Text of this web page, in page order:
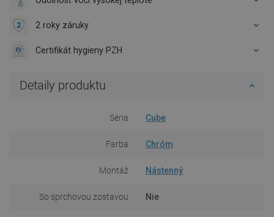
2 roky záruky
Certifikát hygieny PZH
Detaily produktu
Séria Cube
Farba Chróm
Montáž Nástenný
So sprchovou zostavou Nie